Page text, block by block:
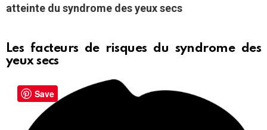
atteinte du syndrome des yeux secs
Les facteurs de risques du syndrome des
yeux secs
Save